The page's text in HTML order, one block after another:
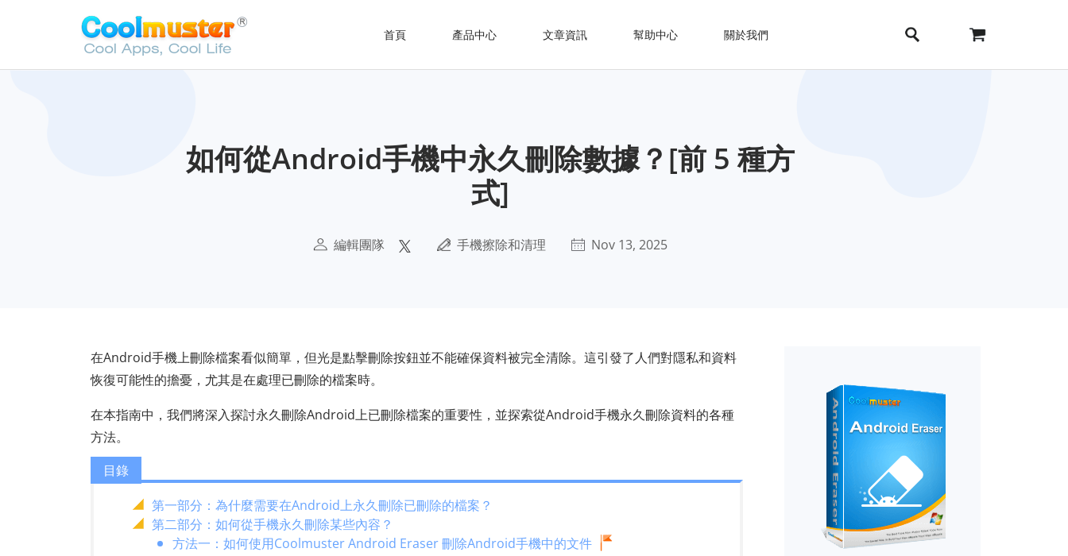
首頁 產品中心 文章資訊 幫助中心 關於我們
如何從Android手機中永久刪除數據？[前 5 種方
式]
編輯團隊 手機擦除和清理 Nov 13, 2025
在Android手機上刪除檔案看似簡單，但光是點擊刪除按鈕並不能確保資料被完全清除。這引發了人們對隱私和資料
恢復可能性的擔憂，尤其是在處理已刪除的檔案時。
在本指南中，我們將深入探討永久刪除Android上已刪除檔案的重要性，並探索從Android手機永久刪除資料的各種
方法。
目錄
第一部分：為什麼需要在Android上永久刪除已刪除的檔案？
第二部分：如何從手機永久刪除某些內容？
方法一：如何使用Coolmuster Android Eraser 刪除Android手機中的文件